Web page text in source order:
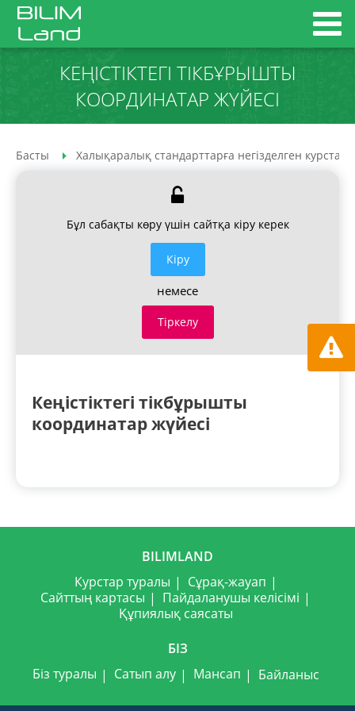
КЕҢІСТІКТЕГІ ТІКБҰРЫШТЫ
КООРДИНАТАР ЖҮЙЕСІ
Басты Халықаралық стандарттарға негізделген курстар
Бұл сабақты көру үшін сайтқа кіру керек
Кiру
немесе
Тіркелу
Кеңістіктегі тікбұрышты
координатар жүйесі
BILIMLAND
Курстар туралы
Сұрақ-жауап
Сайттың картасы
Пайдаланушы келісімі
Құпиялық саясаты
БІЗ
Біз туралы
Сатып алу Мансап Байланыс